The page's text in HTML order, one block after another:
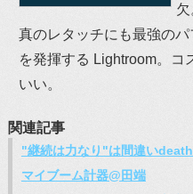
真のレタッチにも最強のパ
を発揮する Lightroom。コ
いい。
関連記事
"継続は力なり"は間違いdeath
マイブーム計器@田端